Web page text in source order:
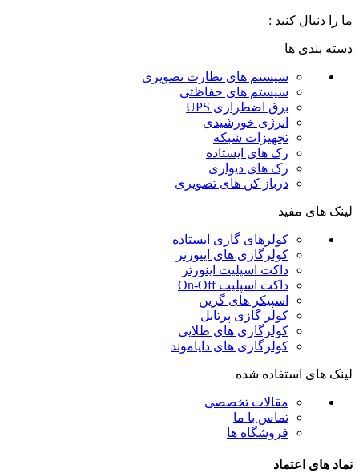
ما را دنبال کنید :
دسته بندی ها
سیستم های نظارت تصویری
سیستم های حفاظتی
برق اضطراری UPS
انرژی خورشیدی
تجهیزات شبکه
رک های ایستاده
رک های دیواری
درباز کن های تصویری
لینک های مفید
کولرهای گازی ایستاده
کولرگازی های اینورتر
داکت اسپلیت اینورتر
داکت اسپلیت On-Off
اسپیکر های گرین
کولر گازی پرتابل
کولرگازی های طلایی
کولرگازی های دایاموند
لینک های استفاده شده
مقالات تخصصی
تماس با ما
فروشگاه ها
نماد های اعتماد